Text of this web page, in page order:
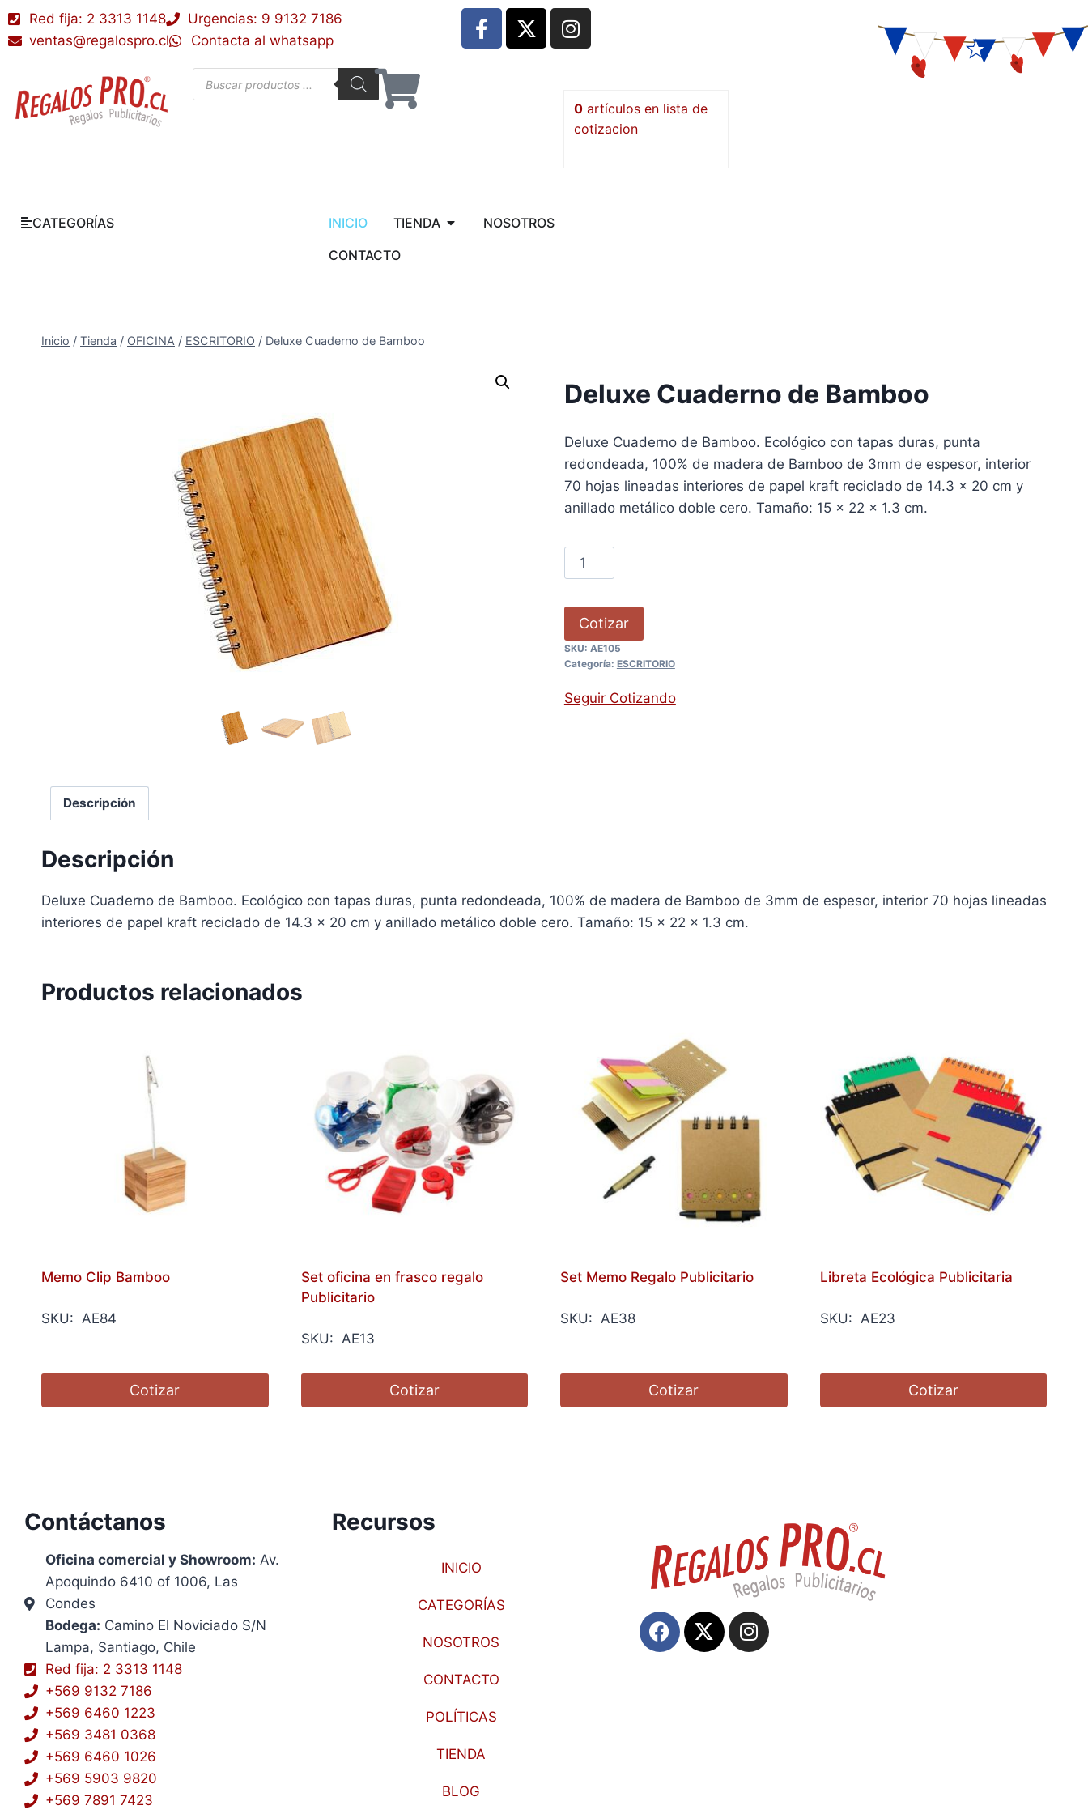
Red fija: 2 3313 1148
Urgencias: 9 9132 7186
ventas@regalospro.cl
Contacta al whatsapp
0 artículos
CATEGORÍAS INICIO TIENDA
NOSOTROS
CONTACTO
Inicio / Tienda / OFICINA / ESCRITORIO / Deluxe Cuaderno de Bamboo
Deluxe Cuaderno de Bamboo
Deluxe Cuaderno de Bamboo. Ecológico con tapas duras, punta
redondeada, 100% de madera de Bamboo de 3mm de espesor, interior
70 hojas lineadas interiores de papel kraft reciclado de 14.3 x 20 cm y
anillado metálico doble cero. Tamaño: 15 x 22 x 1.3 cm.
Cotizar
SKU: AE105
Categoría: ESCRITORIO
Seguir Cotizando
Descripción
Descripción
Deluxe Cuaderno de Bamboo. Ecológico con tapas duras, punta redondeada, 100% de madera de Bamboo de 3mm de espesor, interior 70 hojas lineadas
interiores de papel kraft reciclado de 14.3 x 20 cm y anillado metálico doble cero. Tamaño: 15 x 22 x 1.3 cm.
Productos relacionados
Memo Clip Bamboo
SKU: AE84
Cotizar
Set oficina en frasco regalo
Publicitario
SKU: AE13
Cotizar
Set Memo Regalo Publicitario
SKU: AE38
Cotizar
Libreta Ecológica Publicitaria
SKU: AE23
Cotizar
Contáctanos
Oficina comercial y Showroom: Av.
Apoquindo 6410 of 1006, Las
Condes
Bodega: Camino El Noviciado S/N
Lampa, Santiago, Chile
Red fija: 2 3313 1148
+569 9132 7186
+569 6460 1223
+569 3481 0368
+569 6460 1026
+569 5903 9820
+569 7891 7423
Recursos
INICIO
CATEGORÍAS
NOSOTROS
CONTACTO
POLÍTICAS
TIENDA
BLOG